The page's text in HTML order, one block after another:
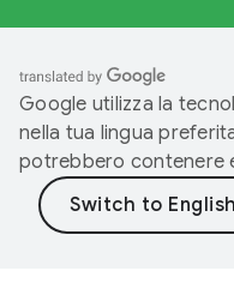
Google utilizza la
nella tua lingua
potrebbero contenere